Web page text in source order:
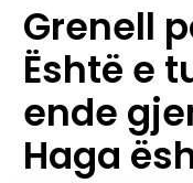
Grenell
Është e
ende
Haga